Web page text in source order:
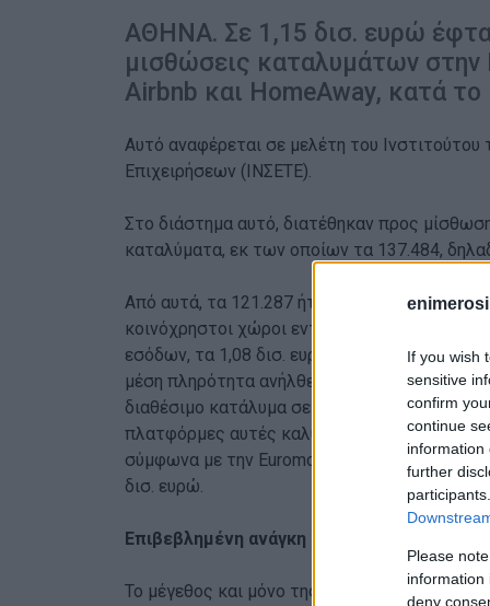
If you wish
sensitive
confirm
continue
information
further
Please
information
deny
ΑΘΗΝΑ. Σε 1,15 δισ. ευρώ
μισθώσεις καταλυμάτων
Airbnb και HomeΑway, κατά το
Αυτό αναφέρεται σε μελέτη του
Επιχειρήσεων (ΙΝΣΕΤΕ).
Στο διάστημα αυτό, διατέθηκαν προς
καταλύματα, εκ των οποίων τα 137.484,
Από αυτά, τα 121.287 ήταν αυτόνομα
κοινόχρηστοι χώροι εντός του
εσόδων, τα 1,08 δισ. ευρώ εισπράχθηκαν
μέση πληρότητα ανήλθε σε 53%, η μέση
διαθέσιμο κατάλυμα σε 77 ευρώ και το μέσο
πλατφόρμες αυτές καλύπτουν μόνο ένα
σύμφωνα με την Euromonitor, η συνολική
δισ. ευρώ.
Επιβεβλημένη ανάγκη η ρύθμιση της αγοράς
Το μέγεθος και μόνο της αγοράς των